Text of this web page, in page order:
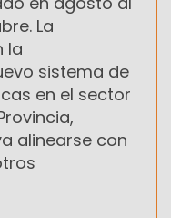
La
la
sistema de
en el sector
alinearse con